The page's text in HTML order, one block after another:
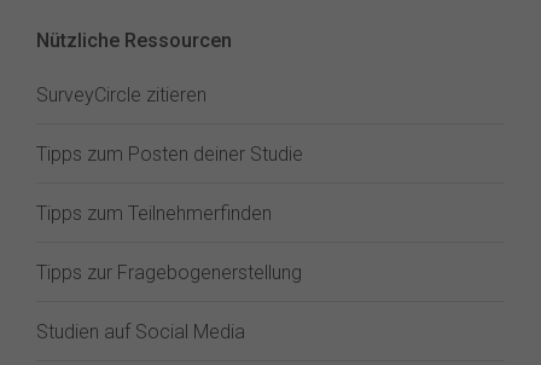
Nützliche Ressourcen
SurveyCircle zitieren
Tipps zum Posten deiner Studie
Tipps zum Teilnehmerfinden
Tipps zur Fragebogenerstellung
Studien auf Social Media